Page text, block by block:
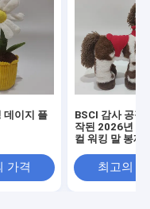
데이지 플
가격
BSCI 감사 공장
작된 2026년 신
컬 워킹 말 봉제
최고의